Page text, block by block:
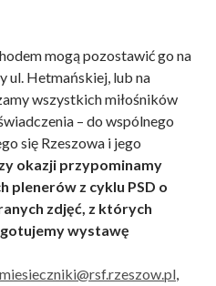
mogą pozostawić go na
ul. Hetmańskiej, lub na
wszystkich miłośników
– do wspólnego
się Rzeszowa i jego
okazji przypominamy
plenerów z cyklu PSD o
zdjęć, z których
wystawę
miesieczniki@rsf.rzeszow.pl,